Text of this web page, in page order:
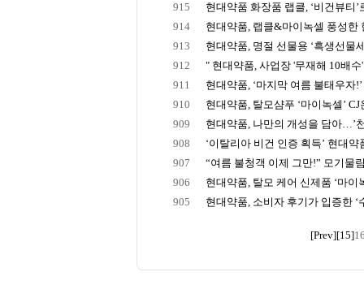
915
현대약품 화장품 랩클, ‘비건뷰티
914
현대약품, 랩클&마이녹셀 풍성한
913
현대약품, 명절 선물용 ‘흑생선물세
912
" 현대약품, 사업장 '무재해 10배수
911
현대약품, ‘마지막 여름 불태우자
910
현대약품, 탈모샴푸 ‘마이녹셀’ CJ
909
현대약품, 나만의 개성을 담아…’
908
‘이탈리아 비건 인증 획득’ 현대약
907
“여름 불청객 이제 그만!” 모기물
906
현대약품, 탈모 케어 신제품 ‘마이
905
현대약품, 소비자 후기가 입증한 ‘
[Prev][15]